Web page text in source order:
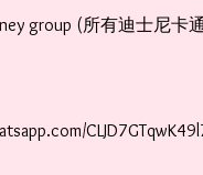
group (所有迪士尼卡